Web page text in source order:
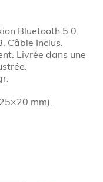
Bluetooth 5.0.
Câble Inclus.
Livrée dans une
mm).